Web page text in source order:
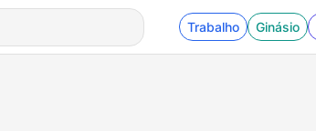
Trabalho Ginásio